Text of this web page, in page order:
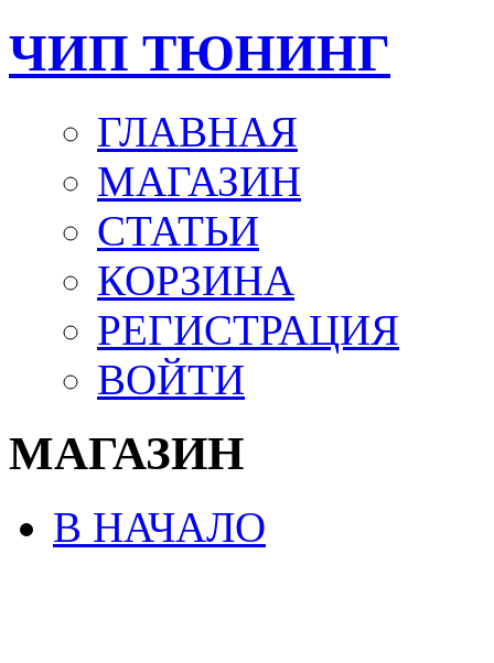
ЧИП ТЮНИНГ
ГЛАВНАЯ
МАГАЗИН
СТАТЬИ
КОРЗИНА
РЕГИСТРАЦИЯ
ВОЙТИ
МАГАЗИН
В НАЧАЛО